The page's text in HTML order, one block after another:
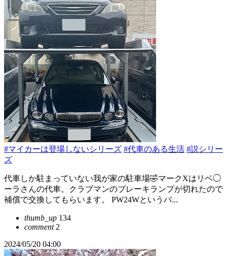
#マイカーは登場しないシリーズ #代車のある生活 #説シリー
ズ
代車しか駐まっていない我が家の駐車場🤣マークXはリベ◯
ーラさんの代車。クラブマンのブレーキランプが切れたので
補償で交換してもらいます。 PW24Wというバ...
thumb_up 134
comment2
2024/05/20 04:00